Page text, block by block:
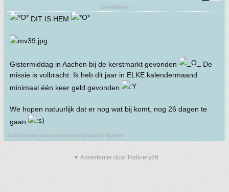
CoinMeister
DIT IS HEM
Gistermiddag in Aachen bij de kerstmarkt gevonden
De
missie is volbracht: Ik heb dit jaar in ELKE kalendermaand
minimaal één keer geld gevonden
We hopen natuurlijk dat er nog wat bij komt, nog 26 dagen te
gaan
Salivili hipput tupput tapput äppyt tipput hilijalleen
▼ Advertentie door Refinery89